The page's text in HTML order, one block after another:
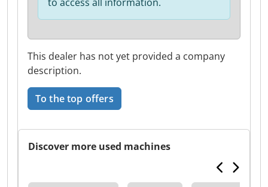
This dealer has not yet provided a company
description.
To the top offers
Discover more used machines